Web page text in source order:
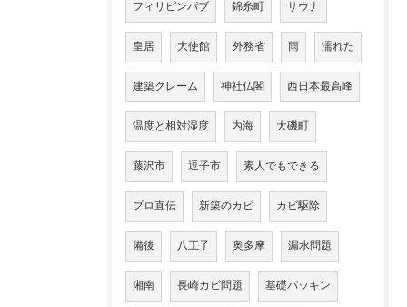
フィリピンパブ 錦糸町 サウナ
皇居 大使館 外務省 雨 濡れた
建築クレーム 神社仏閣 西日本最高峰
温度と相対湿度 内海 大磯町
藤沢市 逗子市 素人でもできる
プロ直伝 新築のカビ カビ駆除
備後 八王子 奥多摩 漏水問題
湘南 長崎カビ問題 基礎パッキン